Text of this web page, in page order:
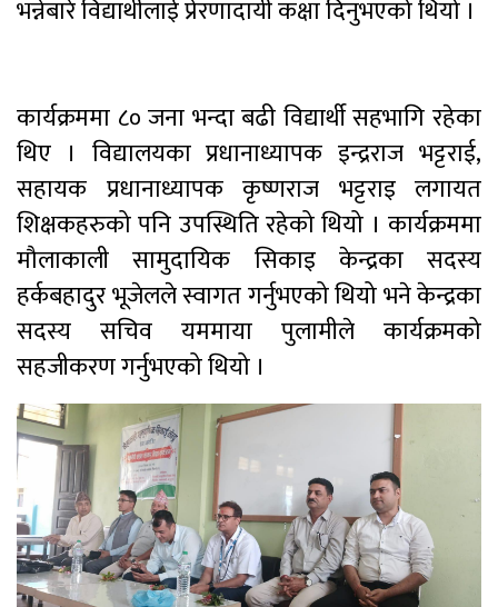
भन्नेबारे विद्यार्थीलाई प्रेरणादायी कक्षा दिनुभएको थियो ।
कार्यक्रममा ८० जना भन्दा बढी विद्यार्थी सहभागि रहेका
थिए । विद्यालयका प्रधानाध्यापक इन्द्रराज भट्टराई,
सहायक प्रधानाध्यापक कृष्णराज भट्टराइ लगायत
शिक्षकहरुको पनि उपस्थिति रहेको थियो । कार्यक्रममा
मौलाकाली सामुदायिक सिकाइ केन्द्रका सदस्य
हर्कबहादुर भूजेलले स्वागत गर्नुभएको थियो भने केन्द्रका
सदस्य सचिव यममाया पुलामीले कार्यक्रमको
सहजीकरण गर्नुभएको थियो ।